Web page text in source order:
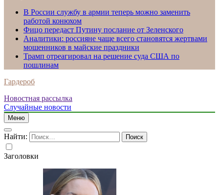
В России службу в армии теперь можно заменить
работой конюхом
Фицо передаст Путину послание от Зеленского
Аналитики: россияне чаще всего становятся жертвами
мошенников в майские праздники
Трамп отреагировал на решение суда США по
пошлинам
Гардероб
Новостная рассылка
Случайные новости
Меню
Найти:
Заголовки